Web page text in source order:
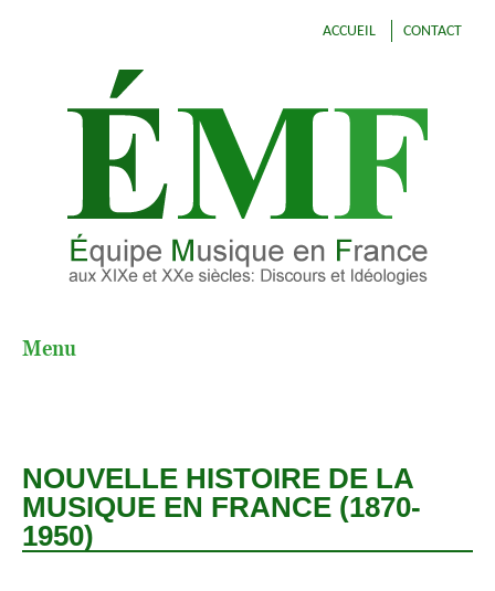
ACCUEIL CONTACT
Menu
NOUVELLE HISTOIRE DE LA
MUSIQUE EN FRANCE (1870-
1950)